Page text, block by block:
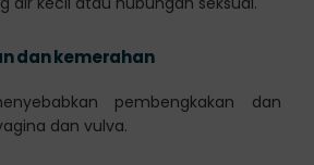
dan kemerahan
pembengkakan dan
dan vulva.